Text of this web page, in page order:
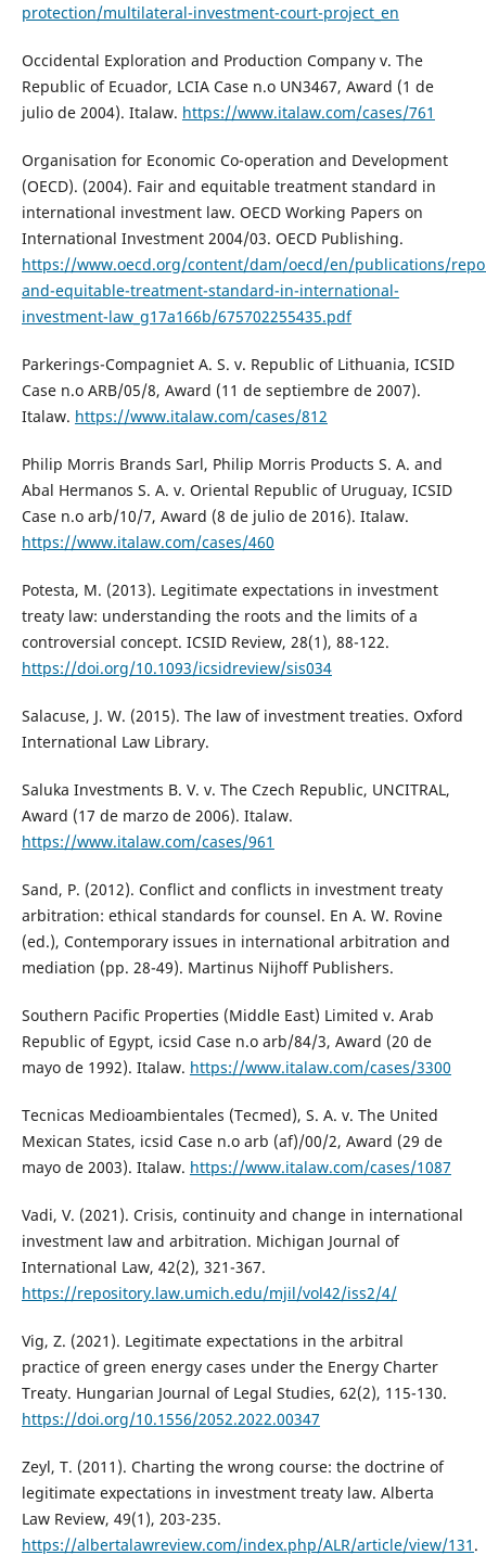
protection/multilateral-investment-court-project_en
Occidental Exploration and Production Company v. The
Republic of Ecuador, LCIA Case n.o UN3467, Award (1 de
julio de 2004). Italaw. https://www.italaw.com/cases/761
Organisation for Economic Co-operation and Development
(OECD). (2004). Fair and equitable treatment standard in
international investment law. OECD Working Papers on
International Investment 2004/03. OECD Publishing.
https://www.oecd.org/content/dam/oecd/en/publications/
and-equitable-treatment-standard-in-international-
investment-law_g17a166b/675702255435.pdf
Parkerings-Compagniet A. S. v. Republic of Lithuania, ICSID
Case n.o ARB/05/8, Award (11 de septiembre de 2007).
Italaw. https://www.italaw.com/cases/812
Philip Morris Brands Sarl, Philip Morris Products S. A. and
Abal Hermanos S. A. v. Oriental Republic of Uruguay, ICSID
Case n.o arb/10/7, Award (8 de julio de 2016). Italaw.
https://www.italaw.com/cases/460
Potesta, M. (2013). Legitimate expectations in investment
treaty law: understanding the roots and the limits of a
controversial concept. ICSID Review, 28(1), 88-122.
https://doi.org/10.1093/icsidreview/sis034
Salacuse, J. W. (2015). The law of investment treaties. Oxford
International Law Library.
Saluka Investments B. V. v. The Czech Republic, UNCITRAL,
Award (17 de marzo de 2006). Italaw.
https://www.italaw.com/cases/961
Sand, P. (2012). Conflict and conflicts in investment treaty
arbitration: ethical standards for counsel. En A. W. Rovine
(ed.), Contemporary issues in international arbitration and
mediation (pp. 28-49). Martinus Nijhoff Publishers.
Southern Pacific Properties (Middle East) Limited v. Arab
Republic of Egypt, icsid Case n.o arb/84/3, Award (20 de
mayo de 1992). Italaw. https://www.italaw.com/cases/3300
Tecnicas Medioambientales (Tecmed), S. A. v. The United
Mexican States, icsid Case n.o arb (af)/00/2, Award (29 de
mayo de 2003). Italaw. https://www.italaw.com/cases/1087
Vadi, V. (2021). Crisis, continuity and change in international
investment law and arbitration. Michigan Journal of
International Law, 42(2), 321-367.
https://repository.law.umich.edu/mjil/vol42/iss2/4/
Vig, Z. (2021). Legitimate expectations in the arbitral
practice of green energy cases under the Energy Charter
Treaty. Hungarian Journal of Legal Studies, 62(2), 115-130.
https://doi.org/10.1556/2052.2022.00347
Zeyl, T. (2011). Charting the wrong course: the doctrine of
legitimate expectations in investment treaty law. Alberta
Law Review, 49(1), 203-235.
https://albertalawreview.com/index.php/ALR/article/view/131 .